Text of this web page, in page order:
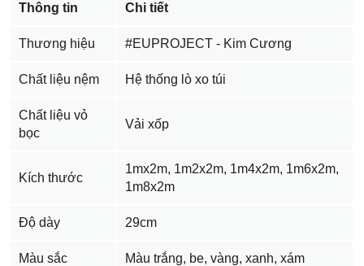
Thông tin Chi tiết
Thương hiệu #EUPROJECT - Kim Cương
Chất liệu nệm Hệ thống lò xo túi
Chất liệu vỏ
bọc
Vải xốp
Kích thước
1mx2m, 1m2x2m, 1m4x2m, 1m6x2m,
1m8x2m
Độ dày 29cm
Màu sắc Màu trắng, be, vàng, xanh, xám